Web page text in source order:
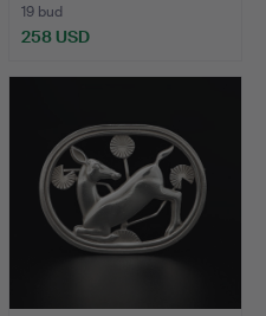
19 bud
258 USD